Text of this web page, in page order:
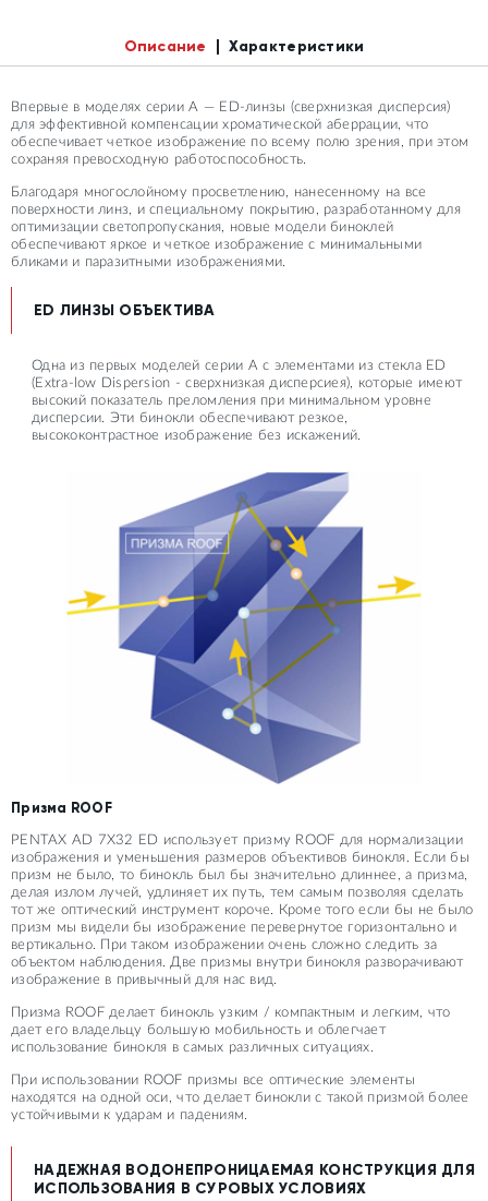
Описание Характеристики
Впервые в моделях серии A — ED-линзы (сверхнизкая дисперсия)
для эффективной компенсации хроматической аберрации, что
обеспечивает четкое изображение по всему полю зрения, при этом
сохраняя превосходную работоспособность.
Благодаря многослойному просветлению, нанесенному на все
поверхности линз, и специальному покрытию, разработанному для
оптимизации светопропускания, новые модели биноклей
обеспечивают яркое и четкое изображение с минимальными
бликами и паразитными изображениями.
ED ЛИНЗЫ ОБЪЕКТИВА
Одна из первых моделей серии А с элементами из стекла ED
(Extra-low Dispersion - сверхнизкая дисперсиея), которые имеют
высокий показатель преломления при минимальном уровне
дисперсии. Эти бинокли обеспечивают резкое,
высококонтрастное изображение без искажений.
Призма ROOF
PENTAX AD 7X32 ED использует призму ROOF для нормализации
изображения и уменьшения размеров объективов бинокля. Если бы
призм не было, то бинокль был бы значительно длиннее, а призма,
делая излом лучей, удлиняет их путь, тем самым позволяя сделать
тот же оптический инструмент короче. Кроме того если бы не было
призм мы видели бы изображение перевернутое горизонтально и
вертикально. При таком изображении очень сложно следить за
объектом наблюдения. Две призмы внутри бинокля разворачивают
изображение в привычный для нас вид.
Призма ROOF делает бинокль узким / компактным и легким, что
дает его владельцу большую мобильность и облегчает
использование бинокля в самых различных ситуациях.
При использовании ROOF призмы все оптические элементы
находятся на одной оси, что делает бинокли с такой призмой более
устойчивыми к ударам и падениям.
НАДЕЖНАЯ ВОДОНЕПРОНИЦАЕМАЯ КОНСТРУКЦИЯ ДЛЯ
ИСПОЛЬЗОВАНИЯ В СУРОВЫХ УСЛОВИЯХ